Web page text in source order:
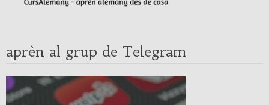
aprèn al grup de Telegram